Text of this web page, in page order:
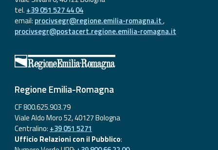
tel. +39 051 527 44 04
email: procivsegr@regione.emilia-romagna.it,
procivsegr@postacert.regione.emilia-romagna.it
Regione Emilia-Romagna
CF 800.625.903.79
Viale Aldo Moro 52, 40127 Bologna
Centralino: +39 051 5271
Ufficio Relazioni con il Pubblico: